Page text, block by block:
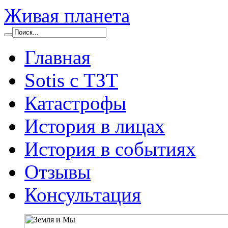
Живая планета
Главная
Sotis с ТЗТ
Катастрофы
История в лицах
История в событиях
Отзывы
Консультация